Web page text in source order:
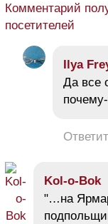
Комментарий
посетителей
Ilya
Да все
Kol-o-Bok
"…на